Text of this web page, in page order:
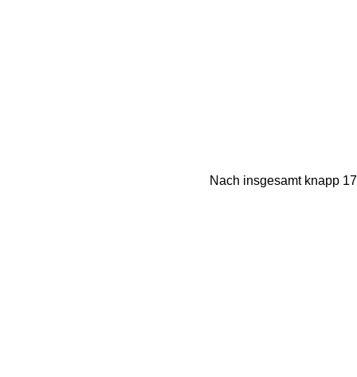
Nach insgesamt knapp